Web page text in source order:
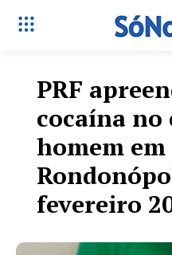
PRF
cocaína no
homem em
fevereiro